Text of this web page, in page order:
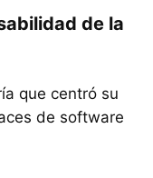
de la
que centró su
de software